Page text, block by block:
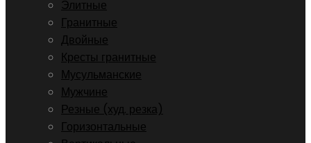
Элитные
Гранитные
Двойные
Кресты гранитные
Мусульманские
Мужчине
Резные (худ. резка)
Горизонтальные